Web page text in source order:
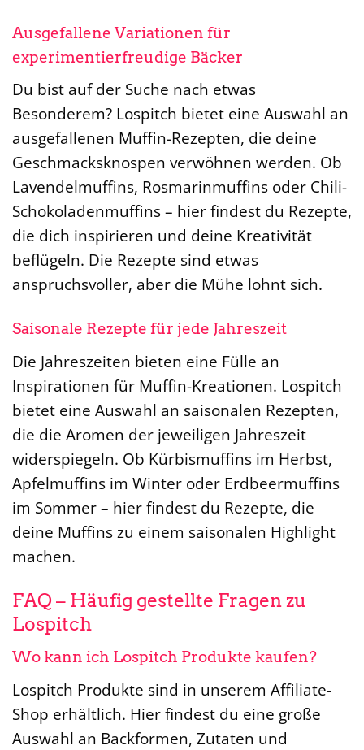
Ausgefallene Variationen für
experimentierfreudige Bäcker
Du bist auf der Suche nach etwas
Besonderem? Lospitch bietet eine Auswahl an
ausgefallenen Muffin-Rezepten, die deine
Geschmacksknospen verwöhnen werden. Ob
Lavendelmuffins, Rosmarinmuffins oder Chili-
Schokoladenmuffins – hier findest du Rezepte,
die dich inspirieren und deine Kreativität
beflügeln. Die Rezepte sind etwas
anspruchsvoller, aber die Mühe lohnt sich.
Saisonale Rezepte für jede Jahreszeit
Die Jahreszeiten bieten eine Fülle an
Inspirationen für Muffin-Kreationen. Lospitch
bietet eine Auswahl an saisonalen Rezepten,
die die Aromen der jeweiligen Jahreszeit
widerspiegeln. Ob Kürbismuffins im Herbst,
Apfelmuffins im Winter oder Erdbeermuffins
im Sommer – hier findest du Rezepte, die
deine Muffins zu einem saisonalen Highlight
machen.
FAQ – Häufig gestellte Fragen zu
Lospitch
Wo kann ich Lospitch Produkte kaufen?
Lospitch Produkte sind in unserem Affiliate-
Shop erhältlich. Hier findest du eine große
Auswahl an Backformen, Zutaten und